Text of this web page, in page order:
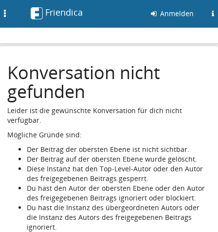
Friendica Anmelden
Konversation nicht
gefunden
Leider ist die gewünschte Konversation für dich nicht
verfügbar.
Mögliche Gründe sind:
Der Beitrag der obersten Ebene ist nicht sichtbar.
Der Beitrag auf der obersten Ebene wurde gelöscht.
Diese Instanz hat den Top-Level-Autor oder den Autor
des freigegebenen Beitrags gesperrt.
Du hast den Autor der obersten Ebene oder den Autor
des freigegebenen Beitrags ignoriert oder blockiert.
Du hast die Instanz des übergeordneten Autors oder
die Instanz des Autors des freigegebenen Beitrags
ignoriert.